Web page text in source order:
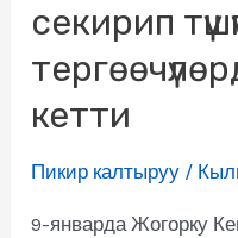
секирип
кетти
Пикир калтыруу /
9-январда Жогорку